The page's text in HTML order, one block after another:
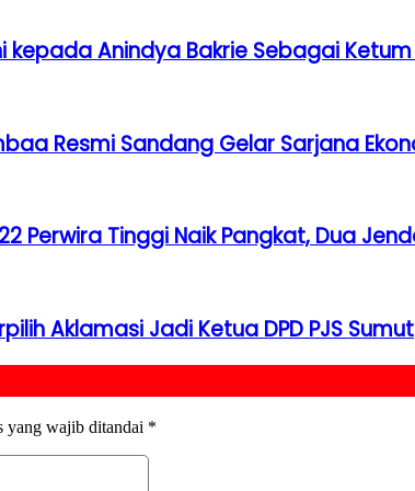
kepada Anindya Bakrie Sebagai
Resmi Sandang Gelar Sarjana
Perwira Tinggi Naik Pangkat, Dua
Aklamasi Jadi Ketua DPD PJS Sumut
yang wajib ditandai *